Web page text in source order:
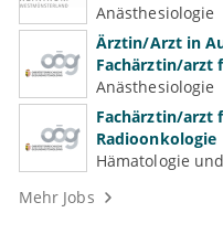
Anästhesiologie
Ärztin/Arzt in
Fachärztin/arzt
(Kardiologie,
Anästhesiologie
Fachärztin/arzt
Radioonkologie
Hämatologie
Mehr Jobs